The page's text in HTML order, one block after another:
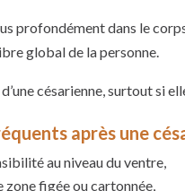
profondément dans le
global de la personne.
césarienne, surtout si
après une
au niveau du ventre,
zone figée ou cartonnée,